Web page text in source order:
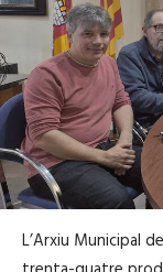
L’Arxiu Municipal de